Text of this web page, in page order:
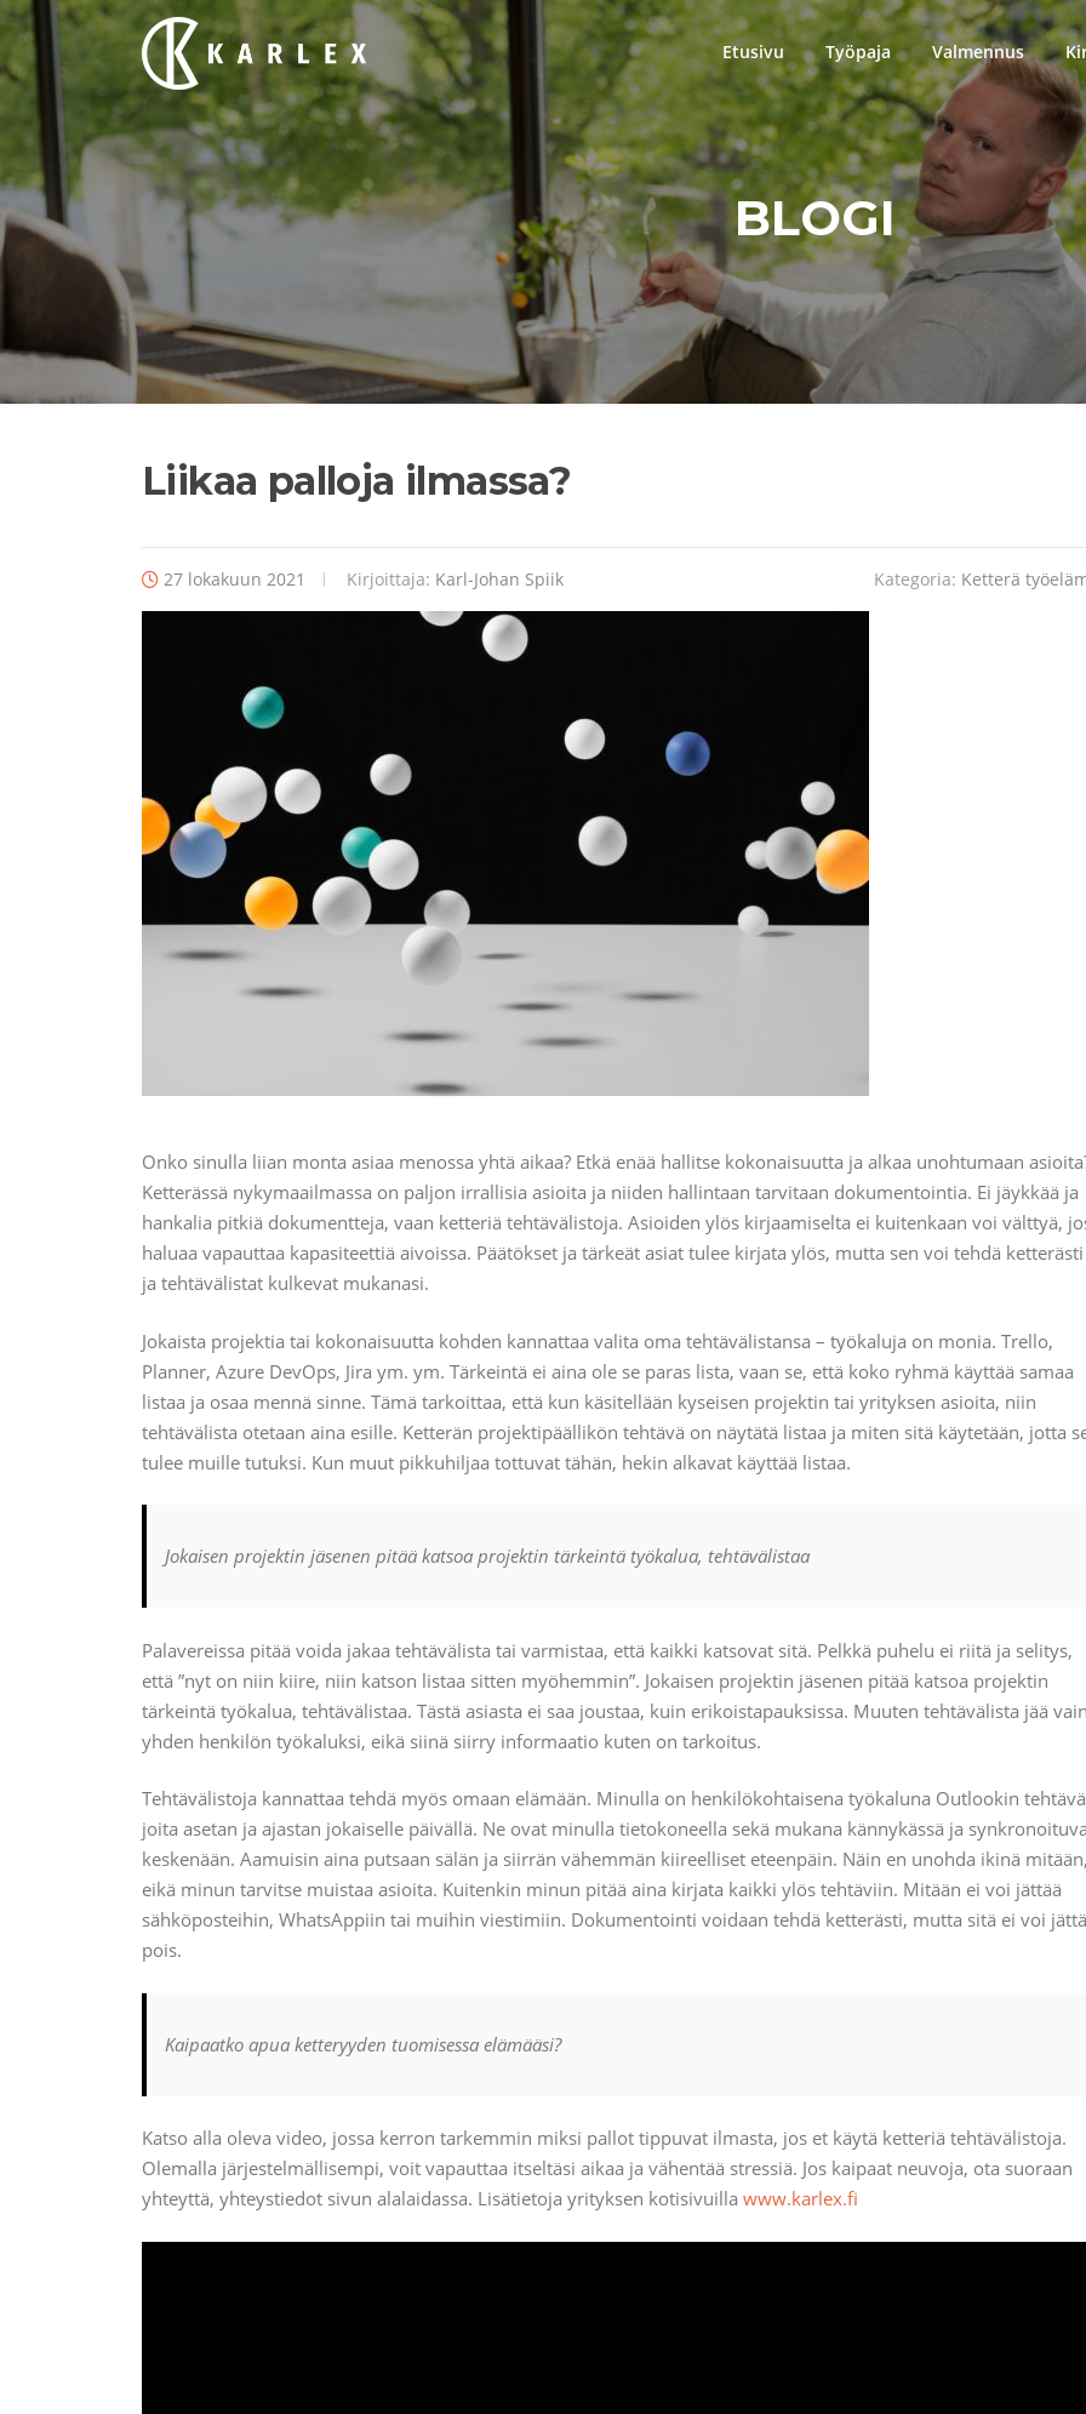
Siirry
suoraan
sisältöön
Etusivu Työpaja Valmennus
BLOGI
Liikaa palloja ilmassa?
27 lokakuun 2021 Kirjoittaja: Karl-Johan Spiik Kategoria: Ketterä
Onko sinulla liian monta asiaa menossa yhtä aikaa? Etkä enää hallitse kokonaisuutta ja alkaa unohtumaan
Ketterässä nykymaailmassa on paljon irrallisia asioita ja niiden hallintaan tarvitaan dokumentointia. Ei jäykkää ja
hankalia pitkiä dokumentteja, vaan ketteriä tehtävälistoja. Asioiden ylös kirjaamiselta ei kuitenkaan voi välttyä,
haluaa vapauttaa kapasiteettiä aivoissa. Päätökset ja tärkeät asiat tulee kirjata ylös, mutta sen voi tehdä ketterästi
ja tehtävälistat kulkevat mukanasi.
Jokaista projektia tai kokonaisuutta kohden kannattaa valita oma tehtävälistansa – työkaluja on monia. Trello,
Planner, Azure DevOps, Jira ym. ym. Tärkeintä ei aina ole se paras lista, vaan se, että koko ryhmä käyttää samaa
listaa ja osaa mennä sinne. Tämä tarkoittaa, että kun käsitellään kyseisen projektin tai yrityksen asioita, niin
tehtävälista otetaan aina esille. Ketterän projektipäällikön tehtävä on näytätä listaa ja miten sitä käytetään, jotta
tulee muille tutuksi. Kun muut pikkuhiljaa tottuvat tähän, hekin alkavat käyttää listaa.
Jokaisen projektin jäsenen pitää katsoa projektin tärkeintä työkalua, tehtävälistaa
Palavereissa pitää voida jakaa tehtävälista tai varmistaa, että kaikki katsovat sitä. Pelkkä puhelu ei riitä ja selitys,
että ”nyt on niin kiire, niin katson listaa sitten myöhemmin”. Jokaisen projektin jäsenen pitää katsoa projektin
tärkeintä työkalua, tehtävälistaa. Tästä asiasta ei saa joustaa, kuin erikoistapauksissa. Muuten tehtävälista jää vain
yhden henkilön työkaluksi, eikä siinä siirry informaatio kuten on tarkoitus.
Tehtävälistoja kannattaa tehdä myös omaan elämään. Minulla on henkilökohtaisena työkaluna Outlookin
joita asetan ja ajastan jokaiselle päivällä. Ne ovat minulla tietokoneella sekä mukana kännykässä ja
keskenään. Aamuisin aina putsaan sälän ja siirrän vähemmän kiireelliset eteenpäin. Näin en unohda ikinä mitään,
eikä minun tarvitse muistaa asioita. Kuitenkin minun pitää aina kirjata kaikki ylös tehtäviin. Mitään ei voi jättää
sähköposteihin, WhatsAppiin tai muihin viestimiin. Dokumentointi voidaan tehdä ketterästi, mutta sitä ei voi
pois.
Kaipaatko apua ketteryyden tuomisessa elämääsi?
Katso alla oleva video, jossa kerron tarkemmin miksi pallot tippuvat ilmasta, jos et käytä ketteriä tehtävälistoja.
Olemalla järjestelmällisempi, voit vapauttaa itseltäsi aikaa ja vähentää stressiä. Jos kaipaat neuvoja, ota suoraan
yhteyttä, yhteystiedot sivun alalaidassa. Lisätietoja yrityksen kotisivuilla www.karlex.fi